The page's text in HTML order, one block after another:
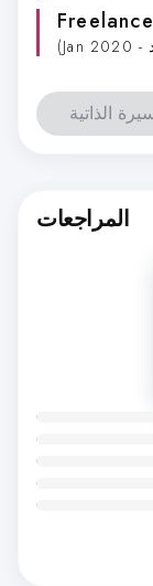
Freelance
المراجعات